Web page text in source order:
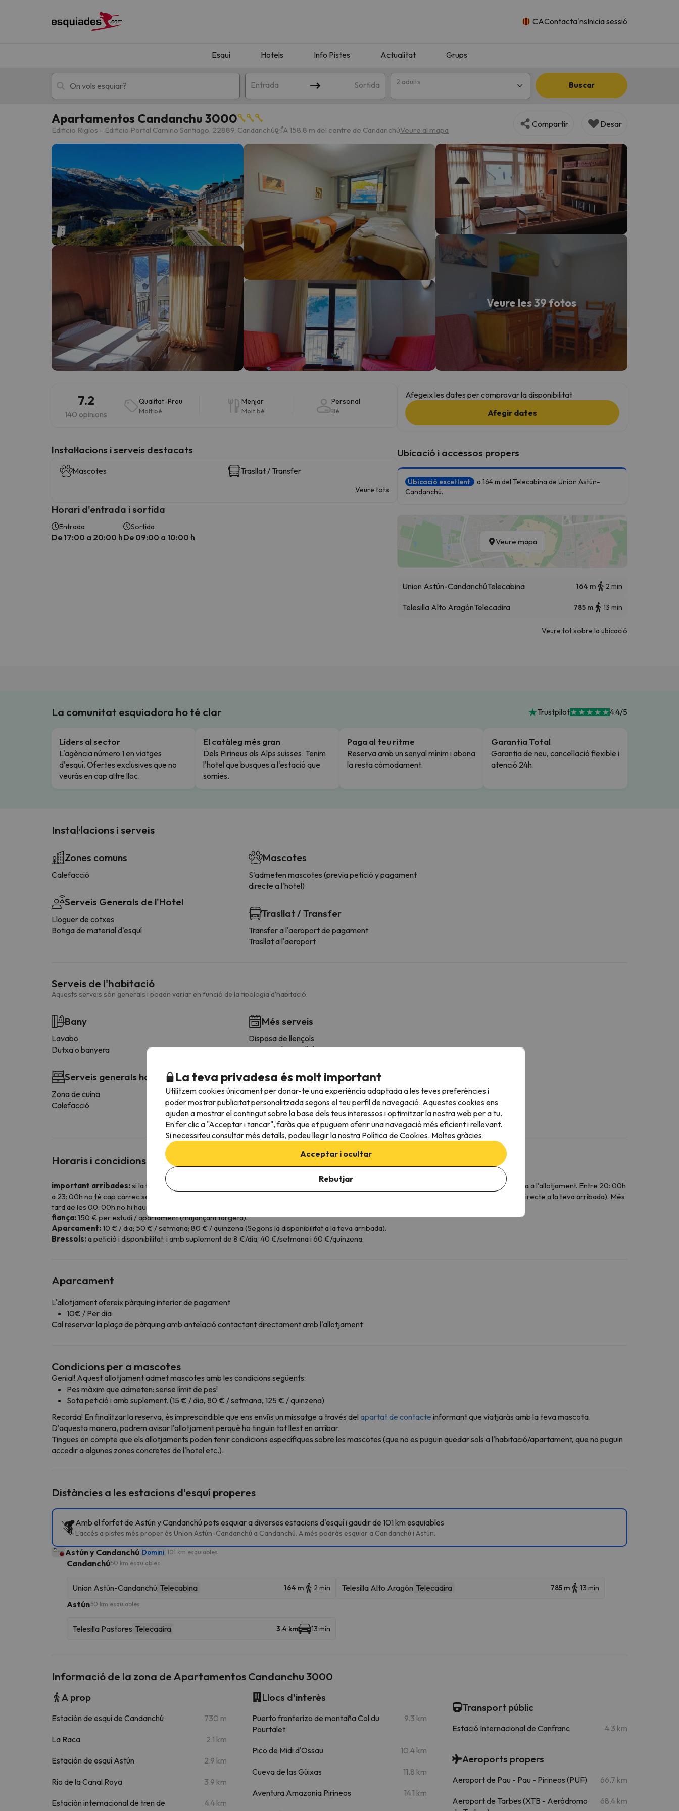
CAContacta'nsInicia sessió
Esquí Hotels Info Pistes Actualitat Grups
Entrada Sortida 2 adults Buscar
Esquí Escapades
!Vaja! No hem trobat resultats que coincideixin amb la teva cerca. Intenteu modificar la destinació.
Vaja! Sembla que el nostre cercador ha perdut el nord. Quan trobi la seva brúixola torna.
Apartamentos Candanchu 3000
Edificio Riglos - Edificio Portal Camino Santiago, 22889, Candanchú A 158.8 m del centre de CandanchúVeure al mapa
Compartir Desar
Veure les 39 fotos
7.2
140 opinions
Qualitat-Preu
Molt bé
Menjar
Molt bé
Personal
Bé
Instal·lacions i serveis destacats
Mascotes Trasllat / Transfer
Veure tots
Horari d'entrada i sortida
Entrada
De 17:00 a 20:00 h
Sortida
De 09:00 a 10:00 h
Afegeix les dates per comprovar la disponibilitat
Afegir dates
Ubicació i accessos propers
Ubicació excel·lent
a 164 m del Telecabina de Union Astún-
Candanchú.
Veure mapa
Union Astún-CandanchúTelecabina 164 m 2 min
Telesilla Alto AragónTelecadira 785 m 13 min
Veure tot sobre la ubicació
La comunitat esquiadora ho té clar Trustpilot 4.4/5
Líders al sector
L'agència número 1 en viatges
d'esquí. Ofertes exclusives que no
veuràs en cap altre lloc.
El catàleg més gran
Dels Pirineus als Alps suisses. Tenim
l'hotel que busques a l'estació que
somies.
Paga al teu ritme
Reserva amb un senyal mínim i abona
la resta còmodament.
Garantia Total
Garantia de neu, cancel·lació flexible i
atenció 24h.
Instal·lacions i serveis
Zones comuns
Calefacció
Serveis Generals de l'Hotel
Lloguer de cotxes
Botiga de material d'esquí
Mascotes
S'admeten mascotes (previa petició y pagament
directe a l'hotel)
Trasllat / Transfer
Transfer a l'aeroport de pagament
Trasllat a l'aeroport
Serveis de l'habitació
Aquests serveis són generals i poden variar en funció de la tipologia d'habitació.
Bany
Lavabo
Dutxa o banyera
Serveis generals habitació
Zona de cuina
Calefacció
Més serveis
Disposa de llençols
Disposa de tovalloles
Nevera
Microones
Estris de cuina
Parament
Taules/Cadires
Horaris i concidions especials
important arribades:si la teva arribada va ser posterior a les 20: 00h és imprescindible que avisis amb antelació de l'hora de la teva arribada a l'allotjament. Entre 20: 00h
a 23: 00h no té cap càrrec sempre que avisis amb antelació. Per arribades entre 23: 01h a 0: 00h tindrà un suplement de 20 € (de pagament directe a la teva arribada). Més
tard de les 00: 00h no hi haurà la possibilitat d'accedir al teu apartament.
fiança:150 € per estudi / apartament (mitjançant targeta).
Aparcament:10 € / dia; 50 € / setmana; 80 € / quinzena (Segons la disponibilitat a la teva arribada).
Bressols:a petició i disponibilitat; i amb suplement de 8 €/dia, 40 €/setmana i 60 €/quinzena.
Aparcament
L'allotjament ofereix pàrquing interior de pagament
10€ / Per dia
Cal reservar la plaça de pàrquing amb antelació contactant directament amb l'allotjament
Condicions per a mascotes
Genial! Aquest allotjament admet mascotes amb les condicions següents:
Pes màxim que admeten: sense límit de pes!
Sota petició i amb suplement. (15 € / dia, 80 € / setmana, 125 € / quinzena)
Recorda! En finalitzar la reserva, és imprescindible que ens enviïs un missatge a través del apartat de contacte informant que viatjaràs amb la teva mascota.
D'aquesta manera, podrem avisar l'allotjament perquè ho tinguin tot llest en arribar.
Tingues en compte que els allotjaments poden tenir condicions específiques sobre les mascotes (que no es puguin quedar sols a l'habitació/apartament, que no puguin
accedir a algunes zones concretes de l'hotel etc.).
Distàncies a les estacions d'esquí properes
Amb el forfet de Astún y Candanchú pots esquiar a diverses estacions d'esquí i gaudir de 101 km esquiables
L'accés a pistes més proper és Union Astún-Candanchú a Candanchú. A més podràs esquiar a Candanchú i Astún.
Astún y Candanchú Domini 101 km esquiables
Candanchú50 km esquiables
Union Astún-Candanchú Telecabina 164 m 2 min Telesilla Alto Aragón Telecadira 785 m 13 min
Astún50 km esquiables
Telesilla Pastores Telecadira 3.4 km 13 min
Informació de la zona de Apartamentos Candanchu 3000
A prop
Estación de esquí de Candanchú 730 m
La Raca 2.1 km
Estación de esquí Astún 2.9 km
Río de la Canal Roya 3.9 km
Estación internacional de tren de
4.4 km
Llocs d'interès
Puerto fronterizo de montaña Col du
Pourtalet
9.3 km
Pico de Midi d'Ossau 10.4 km
Cueva de las Güixas 11.8 km
Aventura Amazonia Pirineos 14.1 km
Transport públic
Estació Internacional de Canfranc 4.3 km
Aeroports propers
Aeroport de Pau - Pau - Pirineos (PUF) 66.7 km
Aeroport de Tarbes (XTB - Aeródromo
68.4 km
La teva privadesa és molt important
Utilitzem cookies únicament per donar-te una experiència adaptada a les teves preferències i
poder mostrar publicitat personalitzada segons el teu perfil de navegació. Aquestes cookies ens
ajuden a mostrar el contingut sobre la base dels teus interessos i optimitzar la nostra web per a tu.
En fer clic a "Acceptar i tancar", faràs que et puguem oferir una navegació més eficient i rellevant.
Si necessiteu consultar més detalls, podeu llegir la nostra Política de Cookies. Moltes gràcies.
Acceptar i ocultar
Rebutjar